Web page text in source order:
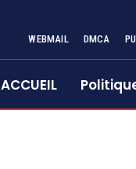
WEBMAIL DMCA
ACCUEIL